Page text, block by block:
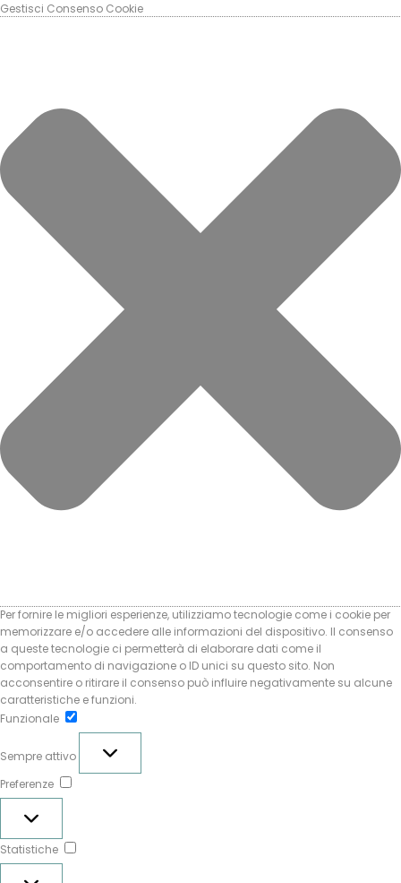
Gestisci Consenso Cookie
Per fornire le migliori esperienze, utilizziamo tecnologie come i cookie per
memorizzare e/o accedere alle informazioni del dispositivo. Il consenso
a queste tecnologie ci permetterà di elaborare dati come il
comportamento di navigazione o ID unici su questo sito. Non
acconsentire o ritirare il consenso può influire negativamente su alcune
caratteristiche e funzioni.
Funzionale
Sempre attivo
Preferenze
Statistiche